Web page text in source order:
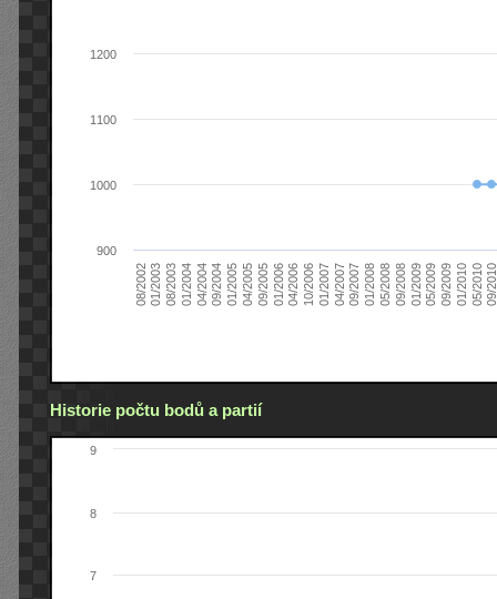
08/200201/200308/200301/200404/200409/200401/200504/200509/200501/200604/200610/200601/200704/200709/200701/200805/200809/200801/200905/200909/200901/201005/201009/
900
1000
1100
1200
Historie počtu bodů a partií
7
8
9